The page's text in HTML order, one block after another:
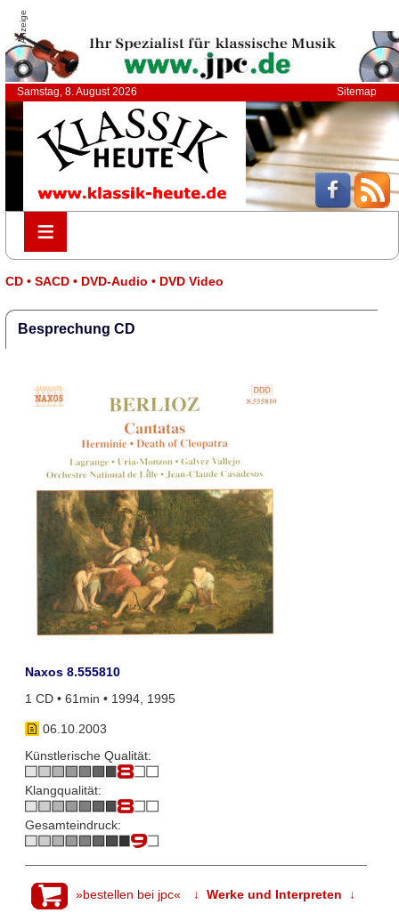
Anzeige
Samstag, 8. August 2026 Sitemap
≡
≡
CD • SACD • DVD-Audio • DVD Video
Besprechung CD
Naxos 8.555810
1 CD • 61min • 1994, 1995
06.10.2003
Künstlerische Qualität:
Klangqualität:
Gesamteindruck:
»bestellen bei jpc« ↓ Werke und Interpreten ↓